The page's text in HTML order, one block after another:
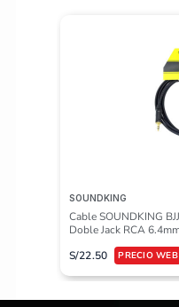
SOUNDKING
Cable SOUNDKING
Doble Jack RCA
S/22.50